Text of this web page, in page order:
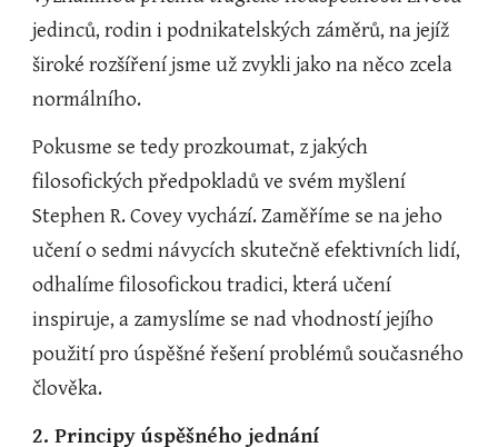
jedinců, rodin i podnikatelských záměrů, na jejíž
široké rozšíření jsme už zvykli jako na něco zcela
normálního.
Pokusme se tedy prozkoumat, z jakých
filosofických předpokladů ve svém myšlení
Stephen R. Covey vychází. Zaměříme se na jeho
učení o sedmi návycích skutečně efektivních lidí,
odhalíme filosofickou tradici, která učení
inspiruje, a zamyslíme se nad vhodností jejího
použití pro úspěšné řešení problémů současného
člověka.
2. Principy úspěšného jednání